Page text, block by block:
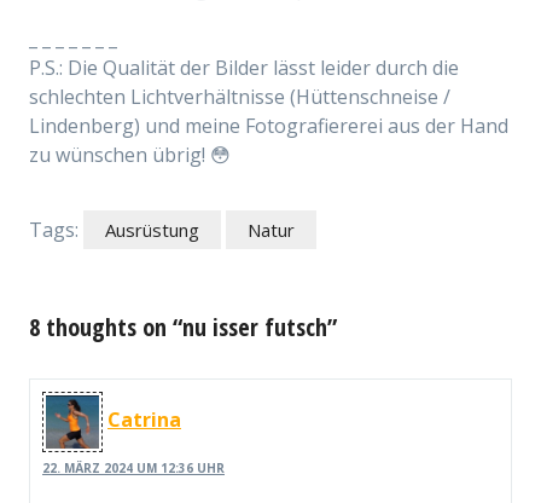
P.S.: Die Qualität der Bilder lässt leider durch die
schlechten Lichtverhältnisse (Hüttenschneise /
Lindenberg) und meine Fotografiererei aus der Hand
zu wünschen übrig! 😳
Tags: Ausrüstung Natur
8 thoughts on “nu isser futsch”
Catrina
22. MÄRZ 2024 UM 12:36 UHR